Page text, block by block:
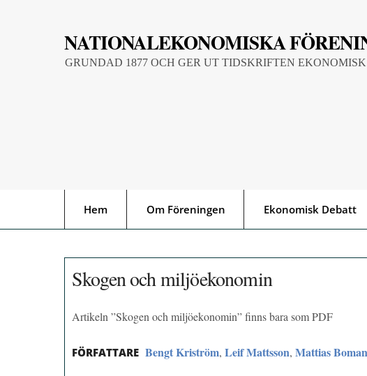
NATIONALEKONOMISKA
GRUNDAD 1877 OCH GER UT TIDSKRIFTEN
Hem Om Föreningen Ekonomisk Debatt
Skogen och miljöekonomin
Artikeln ”Skogen och miljöekonomin” finns bara som PDF
FÖRFATTARE Bengt Kriström, Leif Mattsson, Mattias Boman